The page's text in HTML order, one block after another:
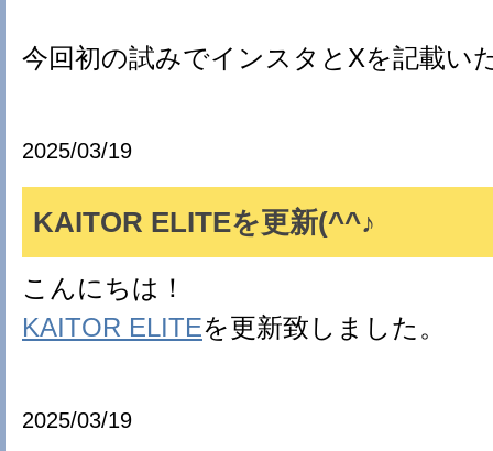
今回初の試みでインスタとXを記載い
2025/03/19
KAITOR ELITEを更新(^^♪
こんにちは！
KAITOR ELITEを更新致しました。
2025/03/19